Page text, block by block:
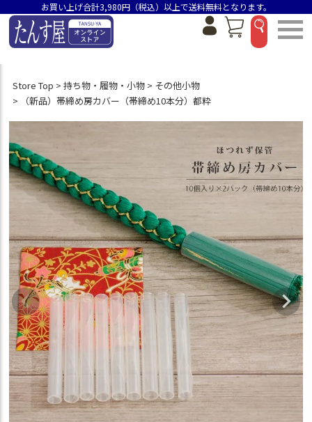
お買い上げ合計3,980円（税込）以上で送料無料となります。
Store Top 持ち物・履物・小物
その他小物
（新品）帯締め房カバー（帯締め10本分）都粋